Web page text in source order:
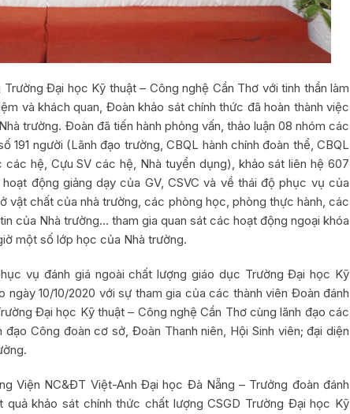
Đại học Kỹ thuật – Công nghệ Cần Thơ với tinh thần làm
và khách quan, Đoàn khảo sát chính thức đã hoàn thành việc
trường. Đoàn đã tiến hành phỏng vấn, thảo luận 08 nhóm các
191 người (Lãnh đạo trường, CBQL hành chính đoàn thể, CBQL
hệ, Cựu SV các hệ, Nhà tuyển dụng), khảo sát liên hệ 607
động giảng dạy của GV, CSVC và về thái độ phục vụ của
vật chất của nhà trường, các phòng học, phòng thực hành, các
của Nhà trường… tham gia quan sát các hoạt động ngoại khóa
một số lớp học của Nhà trường.
vụ đánh giá ngoài chất lượng giáo dục Trường Đại học Kỹ
ngày 10/10/2020 với sự tham gia của các thành viên Đoàn đánh
Đại học Kỹ thuật – Công nghệ Cần Thơ cùng lãnh đạo các
Công đoàn cơ sở, Đoàn Thanh niên, Hội Sinh viên; đại diện
Viện NC&ĐT Việt-Anh Đại học Đà Nẵng – Trưởng đoàn đánh
khảo sát chính thức chất lượng CSGD Trường Đại học Kỹ